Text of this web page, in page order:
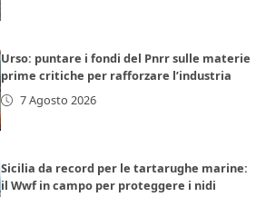
Urso: puntare i fondi del Pnrr sulle materie
prime critiche per rafforzare l’industria
7 Agosto 2026
Sicilia da record per le tartarughe marine:
il Wwf in campo per proteggere i nidi